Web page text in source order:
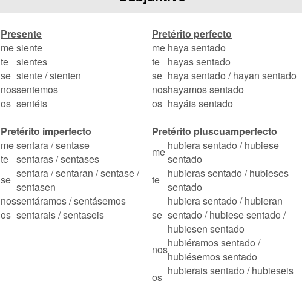
Presente
mesiente
te sientes
se siente / sienten
nossentemos
os sentéis
Pretérito perfecto
me haya sentado
te
hayas sentado
se haya sentado / hayan sentado
noshayamos sentado
os hayáis sentado
Pretérito imperfecto
mesentara / sentase
te sentaras / sentases
se sentara / sentaran / sentase /
sentasen
nossentáramos / sentásemos
os sentarais / sentaseis
Pretérito pluscuamperfecto
me hubiera sentado / hubiese
sentado
te
hubieras sentado / hubieses
sentado
se
hubiera sentado / hubieran
sentado / hubiese sentado /
hubiesen sentado
noshubiéramos sentado /
hubiésemos sentado
os hubierais sentado / hubieseis